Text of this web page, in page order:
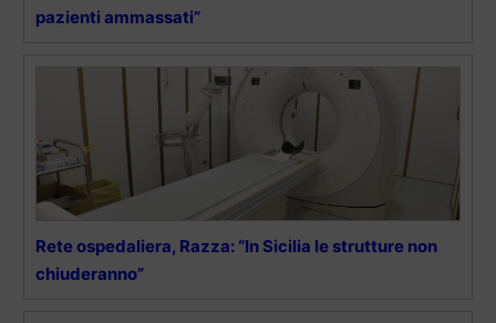
pazienti ammassati”
Rete ospedaliera, Razza: “In Sicilia le strutture non
chiuderanno”